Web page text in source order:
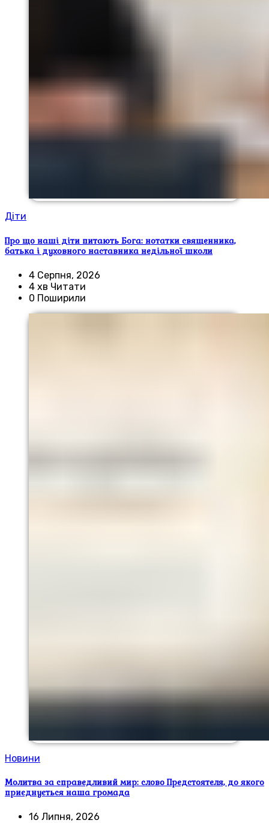
Діти
Про що наші діти питають Бога: нотатки священника,
батька і духовного наставника недільної школи
4 Серпня, 2026
4 хв Читати
0 Поширили
Новини
Молитва за справедливий мир: слово Предстоятеля, до якого
приєднується наша громада
16 Липня, 2026